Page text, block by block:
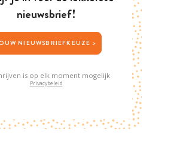
nieuwsbrief!
JOUW NIEUWSBRIEFKEUZE >
is op elk moment mogelijk
Privacybeleid